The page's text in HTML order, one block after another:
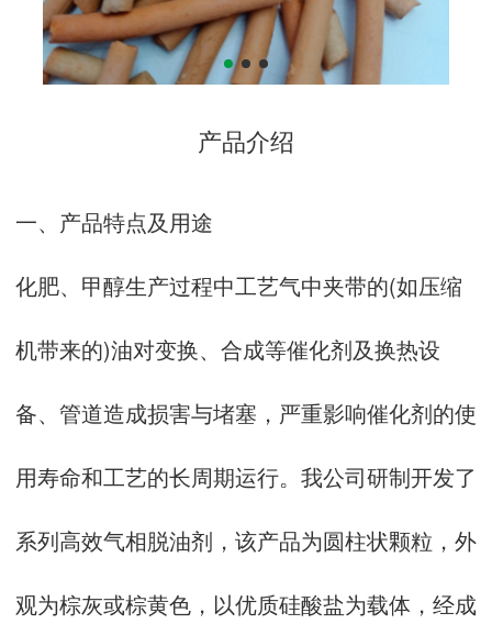
产品介绍
一、产品特点及用途
化肥、甲醇生产过程中工艺气中夹带的(如压缩
机带来的)油对变换、合成等催化剂及换热设
备、管道造成损害与堵塞，严重影响催化剂的使
用寿命和工艺的长周期运行。我公司研制开发了
系列高效气相脱油剂，该产品为圆柱状颗粒，外
观为棕灰或棕黄色，以优质硅酸盐为载体，经成